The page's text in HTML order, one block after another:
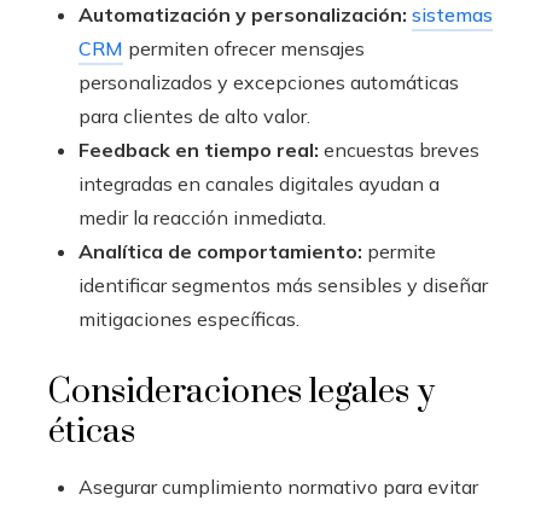
Automatización y personalización: sistemas
CRM permiten ofrecer mensajes
personalizados y excepciones automáticas
para clientes de alto valor.
Feedback en tiempo real: encuestas breves
integradas en canales digitales ayudan a
medir la reacción inmediata.
Analítica de comportamiento: permite
identificar segmentos más sensibles y diseñar
mitigaciones específicas.
Consideraciones legales y
éticas
Asegurar cumplimiento normativo para evitar